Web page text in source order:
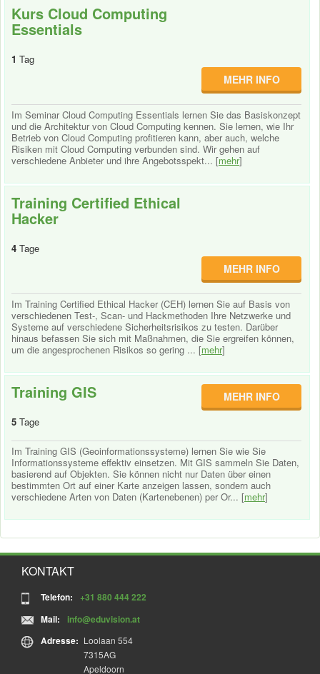
Kurs Cloud Computing
Essentials
1 Tag
MEHR INFO
Im Seminar Cloud Computing Essentials lernen Sie das Basiskonzept
und die Architektur von Cloud Computing kennen. Sie lernen, wie Ihr
Betrieb von Cloud Computing profitieren kann, aber auch, welche
Risiken mit Cloud Computing verbunden sind. Wir gehen auf
verschiedene Anbieter und ihre Angebotsspekt... [mehr]
Training Certified Ethical
Hacker
4 Tage
MEHR INFO
Im Training Certified Ethical Hacker (CEH) lernen Sie auf Basis von
verschiedenen Test-, Scan- und Hackmethoden Ihre Netzwerke und
Systeme auf verschiedene Sicherheitsrisikos zu testen. Darüber
hinaus befassen Sie sich mit Maßnahmen, die Sie ergreifen können,
um die angesprochenen Risikos so gering ... [mehr]
Training GIS
5 Tage
MEHR INFO
Im Training GIS (Geoinformationssysteme) lernen Sie wie Sie
Informationssysteme effektiv einsetzen. Mit GIS sammeln Sie Daten,
basierend auf Objekten. Sie können nicht nur Daten über einen
bestimmten Ort auf einer Karte anzeigen lassen, sondern auch
verschiedene Arten von Daten (Kartenebenen) per Or... [mehr]
KONTAKT
Telefon:
+31 880 444 222
Mail:
info@eduvision.at
Adresse: Loolaan 554
7315AG
Apeldoorn